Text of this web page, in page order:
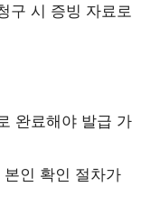
구 시 증빙 자료로
완료해야 발급 가
인 확인 절차가